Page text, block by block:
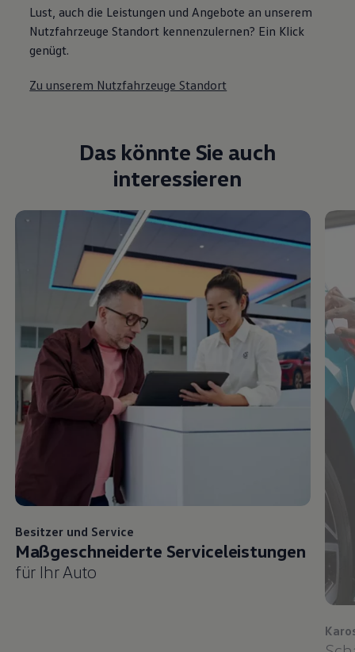
Lust, auch die Leistungen und Angebote an unserem
Nutzfahrzeuge Standort kennenzulernen? Ein Klick
genügt.
Zu unserem Nutzfahrzeuge Standort
Das könnte Sie auch
interessieren
Besitzer und Service
Maßgeschneiderte Serviceleistungen
für Ihr Auto